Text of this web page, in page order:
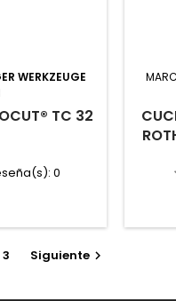
WERKZEUGE
TC 32
0
3 Siguiente